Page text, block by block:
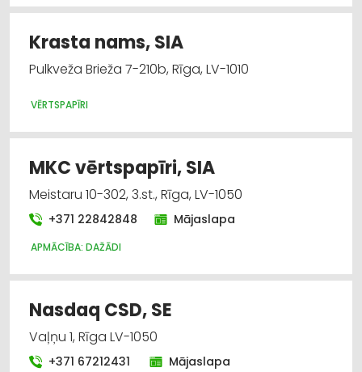
Krasta nams, SIA
Pulkveža Brieža 7-210b, Rīga, LV-1010
VĒRTSPAPĪRI
MKC vērtspapīri, SIA
Meistaru 10-302, 3.st., Rīga, LV-1050
+371 22842848 Mājaslapa
APMĀCĪBA: DAŽĀDI
Nasdaq CSD, SE
Vaļņu 1, Rīga LV-1050
+371 67212431 Mājaslapa